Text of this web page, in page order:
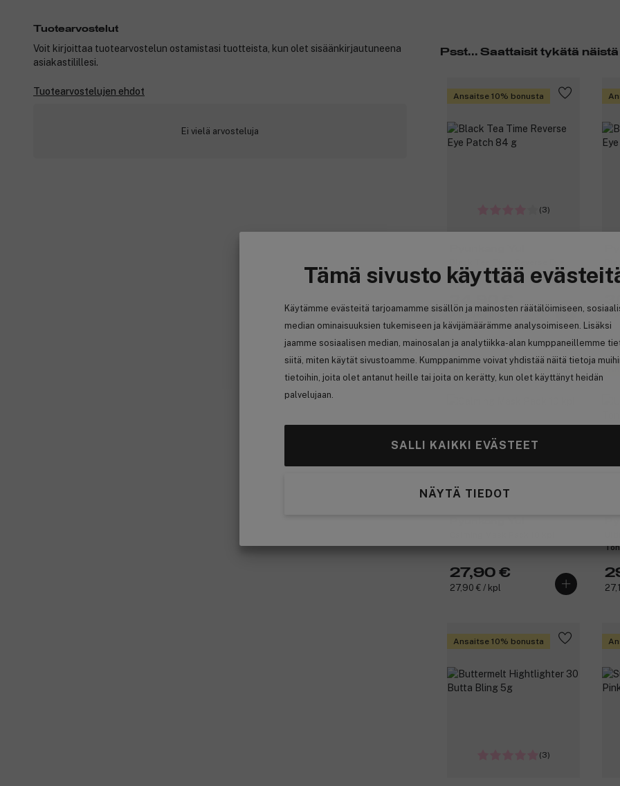
Tämä sivusto käyttää
Käytämme evästeitä tarjoamamme sisällön ja mainosten räätälöimiseen,
median ominaisuuksien tukemiseen ja kävijämäärämme analysoimiseen. Lisäksi
jaamme sosiaalisen median, mainosalan ja analytiikka-alan kumppaneillemme
siitä, miten käytät sivustoamme. Kumppanimme voivat yhdistää näitä tietoja
tietoihin, joita olet antanut heille tai joita on kerätty, kun olet käyttänyt heidän
palvelujaan.
SALLI KAIKKI EVÄSTEET
NÄYTÄ TIEDOT
Psst... Saattaisit tykätä näistä
Ansaitse 10% bonusta
(3)
Patch 84 g
24,90 € / kpl
27,90 €
27,90 € / kpl
Ansaitse 10% bonusta
(3)
Tuotearvostelut
Voit kirjoittaa tuotearvostelun ostamistasi tuotteista, kun olet sisäänkirjautuneena
asiakastilillesi.
Tuotearvostelujen ehdot
Ei vielä arvosteluja